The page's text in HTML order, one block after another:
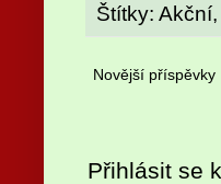
Štítky: Akční,
Novější příspěvky
Přihlásit se